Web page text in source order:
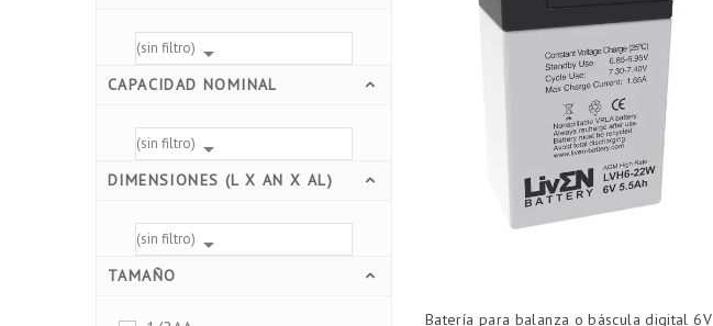
(sin filtro) 
CAPACIDAD NOMINAL
(sin filtro) 
DIMENSIONES (L X AN X AL)
(sin filtro) 
TAMAÑO
Batería para balanza o báscula digital 6V